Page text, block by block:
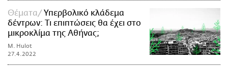
Θέματα
Υπερβολικό κλάδεμα
δέντρων: Τι επιπτώσεις θα έχει στο
μικροκλίμα της Αθήνας;
M. Hulot
27.4.2022